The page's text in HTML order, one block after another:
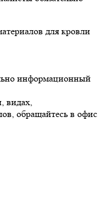
для кровли
информационный
видах,
обращайтесь в офис